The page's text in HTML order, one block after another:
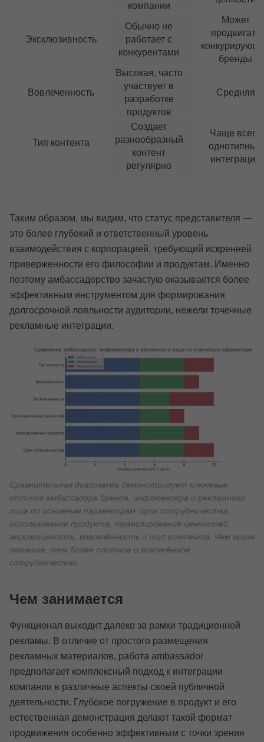
компании
Эксклюзивность
Обычно не
работает с
конкурентами
Может
продвигать
бренды
Вовлеченность
Высокая, часто
участвует в
разработке
продуктов
Средняя
Тип контента
Создает
разнообразный
контент
регулярно
Чаще всего
однотипные
интеграции
Таким образом, мы видим, что статус представителя —
это более глубокий и ответственный уровень
взаимодействия с корпорацией, требующий искренней
приверженности его философии и продуктам. Именно
поэтому амбассадорство зачастую оказывается более
эффективным инструментом для формирования
долгосрочной лояльности аудитории, нежели точечные
рекламные интеграции.
Сравнительная диаграмма демонстрирует ключевые
отличия амбассадора бренда, инфлюенсера и рекламного
лица по основным параметрам: срок сотрудничества,
использование продукта, транслирование ценностей,
эксклюзивность, вовлечённость и тип контента. Чем выше
значение, тем более плотное и вовлечённое
сотрудничество.
Чем занимается
Функционал выходит далеко за рамки традиционной
рекламы. В отличие от простого размещения
рекламных материалов, работа ambassador
предполагает комплексный подход к интеграции
компании в различные аспекты своей публичной
деятельности. Глубокое погружение в продукт и его
естественная демонстрация делают такой формат
продвижения особенно эффективным с точки зрения